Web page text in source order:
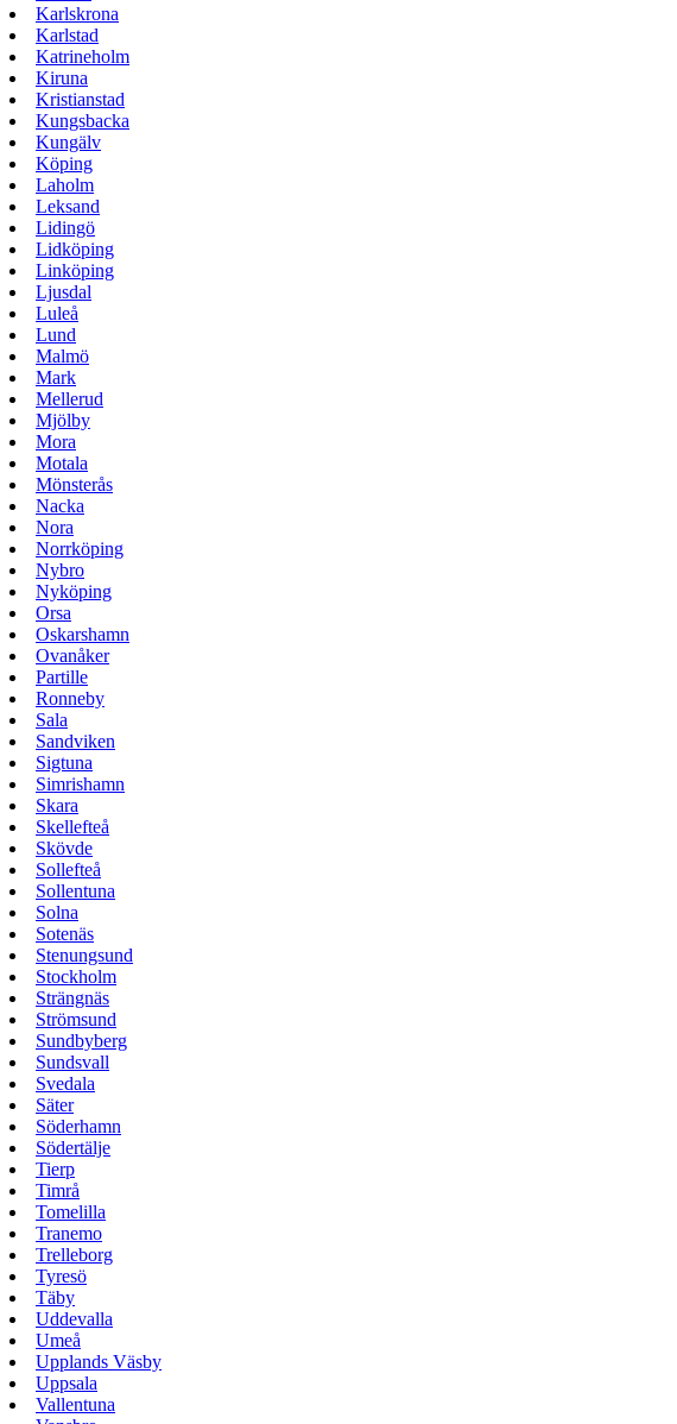
Karlskrona
Karlstad
Katrineholm
Kiruna
Kristianstad
Kungsbacka
Kungälv
Köping
Laholm
Leksand
Lidingö
Lidköping
Linköping
Ljusdal
Luleå
Lund
Malmö
Mark
Mellerud
Mjölby
Mora
Motala
Mönsterås
Nacka
Nora
Norrköping
Nybro
Nyköping
Orsa
Oskarshamn
Ovanåker
Partille
Ronneby
Sala
Sandviken
Sigtuna
Simrishamn
Skara
Skellefteå
Skövde
Sollefteå
Sollentuna
Solna
Sotenäs
Stenungsund
Stockholm
Strängnäs
Strömsund
Sundbyberg
Sundsvall
Svedala
Säter
Söderhamn
Södertälje
Tierp
Timrå
Tomelilla
Tranemo
Trelleborg
Tyresö
Täby
Uddevalla
Umeå
Upplands Väsby
Uppsala
Vallentuna